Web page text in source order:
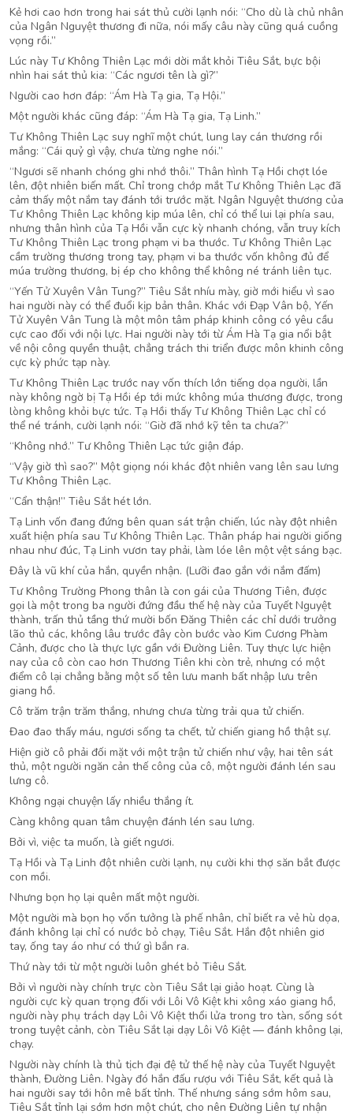
Kẻ hơi cao hơn trong hai sát thủ cười lạnh nói: “Cho dù là chủ nhân
của Ngân Nguyệt thương đi nữa, nói mấy câu này cũng quá cuồng
vọng rồi.”
Lúc này Tư Không Thiên Lạc mới dời mắt khỏi Tiêu Sắt, bực bội
nhìn hai sát thủ kia: “Các ngươi tên là gì?”
Người cao hơn đáp: “Ám Hà Tạ gia, Tạ Hội.”
Một người khác cũng đáp: “Ám Hà Tạ gia, Tạ Linh.”
Tư Không Thiên Lạc suy nghĩ một chút, lung lay cán thương rồi
mắng: “Cái quỷ gì vậy, chưa từng nghe nói.”
“Ngươi sẽ nhanh chóng ghi nhớ thôi.” Thân hình Tạ Hồi chợt lóe
lên, đột nhiên biến mất. Chỉ trong chớp mắt Tư Không Thiên Lạc đã
cảm thấy một nắm tay đánh tới trước mặt. Ngân Nguyệt thương của
Tư Không Thiên Lạc không kịp múa lên, chỉ có thể lui lại phía sau,
nhưng thân hình của Tạ Hồi vẫn cực kỳ nhanh chóng, vẫn truy kích
Tư Không Thiên Lạc trong phạm vi ba thước. Tư Không Thiên Lạc
cầm trường thương trong tay, phạm vi ba thước vốn không đủ để
múa trường thương, bị ép cho không thể không né tránh liên tục.
“Yến Tử Xuyên Vân Tung?” Tiêu Sắt nhíu mày, giờ mới hiểu vì sao
hai người này có thể đuổi kịp bản thân. Khác với Đạp Vân bộ, Yến
Tử Xuyên Vân Tung là một môn tâm pháp khinh công có yêu cầu
cực cao đối với nội lực. Hai người này tới từ Ám Hà Tạ gia nổi bật
về nội công quyền thuật, chẳng trách thi triển được môn khinh công
cực kỳ phức tạp này.
Tư Không Thiên Lạc trước nay vốn thích lớn tiếng dọa người, lần
này không ngờ bị Tạ Hồi ép tới mức không múa thương được, trong
lòng không khỏi bực tức. Tạ Hồi thấy Tư Không Thiên Lạc chỉ có
thể né tránh, cười lạnh nói: “Giờ đã nhớ kỹ tên ta chưa?”
“Không nhớ.” Tư Không Thiên Lạc tức giận đáp.
“Vậy giờ thì sao?” Một giọng nói khác đột nhiên vang lên sau lưng
Tư Không Thiên Lạc.
“Cẩn thận!” Tiêu Sắt hét lớn.
Tạ Linh vốn đang đứng bên quan sát trận chiến, lúc này đột nhiên
xuất hiện phía sau Tư Không Thiên Lạc. Thân pháp hai người giống
nhau như đúc, Tạ Linh vươn tay phải, làm lóe lên một vệt sáng bạc.
Đây là vũ khí của hắn, quyền nhận. (Lưỡi đao gắn với nắm đấm)
Tư Không Trường Phong thân là con gái của Thương Tiên, được
gọi là một trong ba người đứng đầu thế hệ này của Tuyết Nguyệt
thành, trấn thủ tầng thứ mười bốn Đăng Thiên các chỉ dưới trưởng
lão thủ các, không lâu trước đây còn bước vào Kim Cương Phàm
Cảnh, được cho là thực lực gần với Đường Liên. Tuy thực lực hiện
nay của cô còn cao hơn Thương Tiên khi còn trẻ, nhưng có một
điểm cô lại chẳng bằng một số tên lưu manh bất nhập lưu trên
giang hồ.
Cô trăm trận trăm thắng, nhưng chưa từng trải qua tử chiến.
Đao đao thấy máu, ngươi sống ta chết, tử chiến giang hồ thật sự.
Hiện giờ cô phải đối mặt với một trận tử chiến như vậy, hai tên sát
thủ, một người ngăn cản thế công của cô, một người đánh lén sau
lưng cô.
Không ngại chuyện lấy nhiều thắng ít.
Càng không quan tâm chuyện đánh lén sau lưng.
Bởi vì, việc ta muốn, là giết ngươi.
Tạ Hồi và Tạ Linh đột nhiên cười lạnh, nụ cười khi thợ săn bắt được
con mồi.
Nhưng bọn họ lại quên mất một người.
Một người mà bọn họ vốn tưởng là phế nhân, chỉ biết ra vẻ hù dọa,
đánh không lại chỉ có nước bỏ chạy, Tiêu Sắt. Hắn đột nhiên giơ
tay, ống tay áo như có thứ gì bắn ra.
Thứ này tới từ một người luôn ghét bỏ Tiêu Sắt.
Bởi vì người này chính trực còn Tiêu Sắt lại giảo hoạt. Cùng là
người cực kỳ quan trọng đối với Lôi Vô Kiệt khi xông xáo giang hồ,
người này phụ trách dạy Lôi Vô Kiệt thổi lửa trong tro tàn, sống sót
trong tuyệt cảnh, còn Tiêu Sắt lại dạy Lôi Vô Kiệt — đánh không lại,
chạy.
Người này chính là thủ tịch đại đệ tử thế hệ này của Tuyết Nguyệt
thành, Đường Liên. Ngày đó hắn đấu rượu với Tiêu Sắt, kết quả là
hai người say tới hôn mê bất tỉnh. Thế nhưng sáng sớm hôm sau,
Tiêu Sắt tỉnh lại sớm hơn một chút, cho nên Đường Liên tự nhận